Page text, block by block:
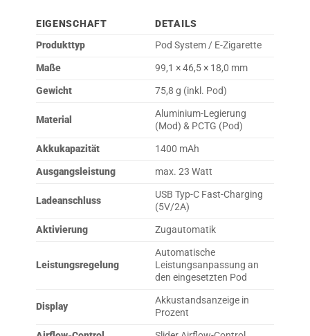
EIGENSCHAFT
DETAILS
Produkttyp
Pod System / E-Zigarette
Maße
99,1 × 46,5 × 18,0 mm
Gewicht
75,8 g (inkl. Pod)
Material
Aluminium-Legierung
(Mod) & PCTG (Pod)
Akkukapazität
1400 mAh
Ausgangsleistung
max. 23 Watt
Ladeanschluss
USB Typ-C Fast-Charging
(5V/2A)
Aktivierung
Zugautomatik
Leistungsregelung
Automatische
Leistungsanpassung an
den eingesetzten Pod
Display
Akkustandsanzeige in
Prozent